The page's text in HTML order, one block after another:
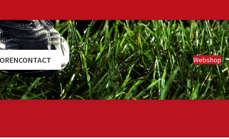
CONTACT Webshop